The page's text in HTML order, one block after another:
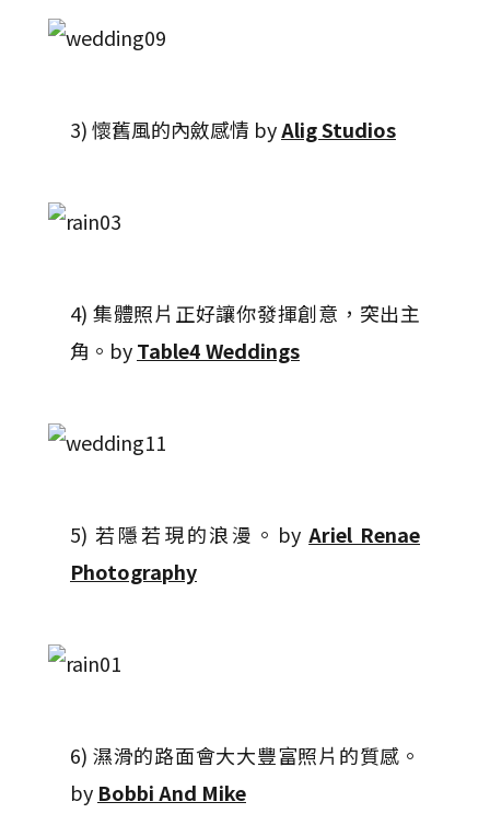
3) 懷舊風的內斂感情 byAlig Studios
4) 集體照片正好讓你發揮創意，突出主
角。byTable4 Weddings
5) 若隱若現的浪漫。byAriel Renae
Photography
6) 濕滑的路面會大大豐富照片的質感。
by Bobbi And Mike